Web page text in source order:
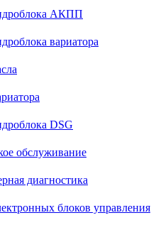
АКПП
вариатора
DSG
обслуживание
диагностика
блоков управления